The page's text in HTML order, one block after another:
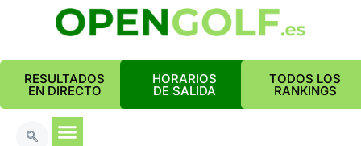
RESULTADOS
EN DIRECTO
HORARIOS
DE SALIDA
TODOS LOS
RANKINGS